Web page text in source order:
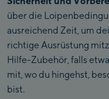
über die
ausreichend Zeit, um
richtige Ausrüstung
Hilfe-Zubehör, falls
mit, wo du hingehst,
bist.